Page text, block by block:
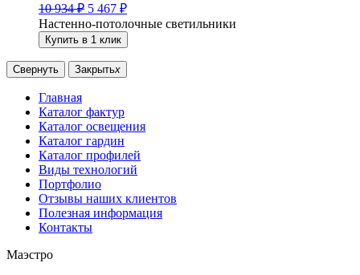
10 934₽ 5 467 ₽
Настенно-потолочные светильники
Купить в 1 клик
Свернуть Закрытьx
Главная
Каталог фактур
Каталог освещения
Каталог гардин
Каталог профилей
Виды технологий
Портфолио
Отзывы наших клиентов
Полезная информация
Контакты
Маэстро